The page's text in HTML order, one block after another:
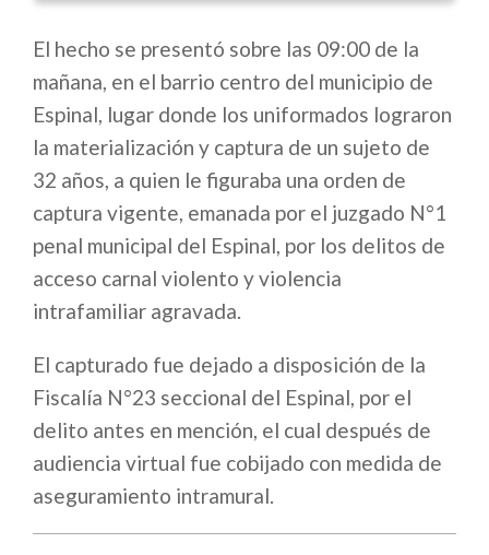
El hecho se presentó sobre las 09:00 de la
mañana, en el barrio centro del municipio de
Espinal, lugar donde los uniformados lograron
la materialización y captura de un sujeto de
32 años, a quien le figuraba una orden de
captura vigente, emanada por el juzgado N°1
penal municipal del Espinal, por los delitos de
acceso carnal violento y violencia
intrafamiliar agravada.
El capturado fue dejado a disposición de la
Fiscalía N°23 seccional del Espinal, por el
delito antes en mención, el cual después de
audiencia virtual fue cobijado con medida de
aseguramiento intramural.